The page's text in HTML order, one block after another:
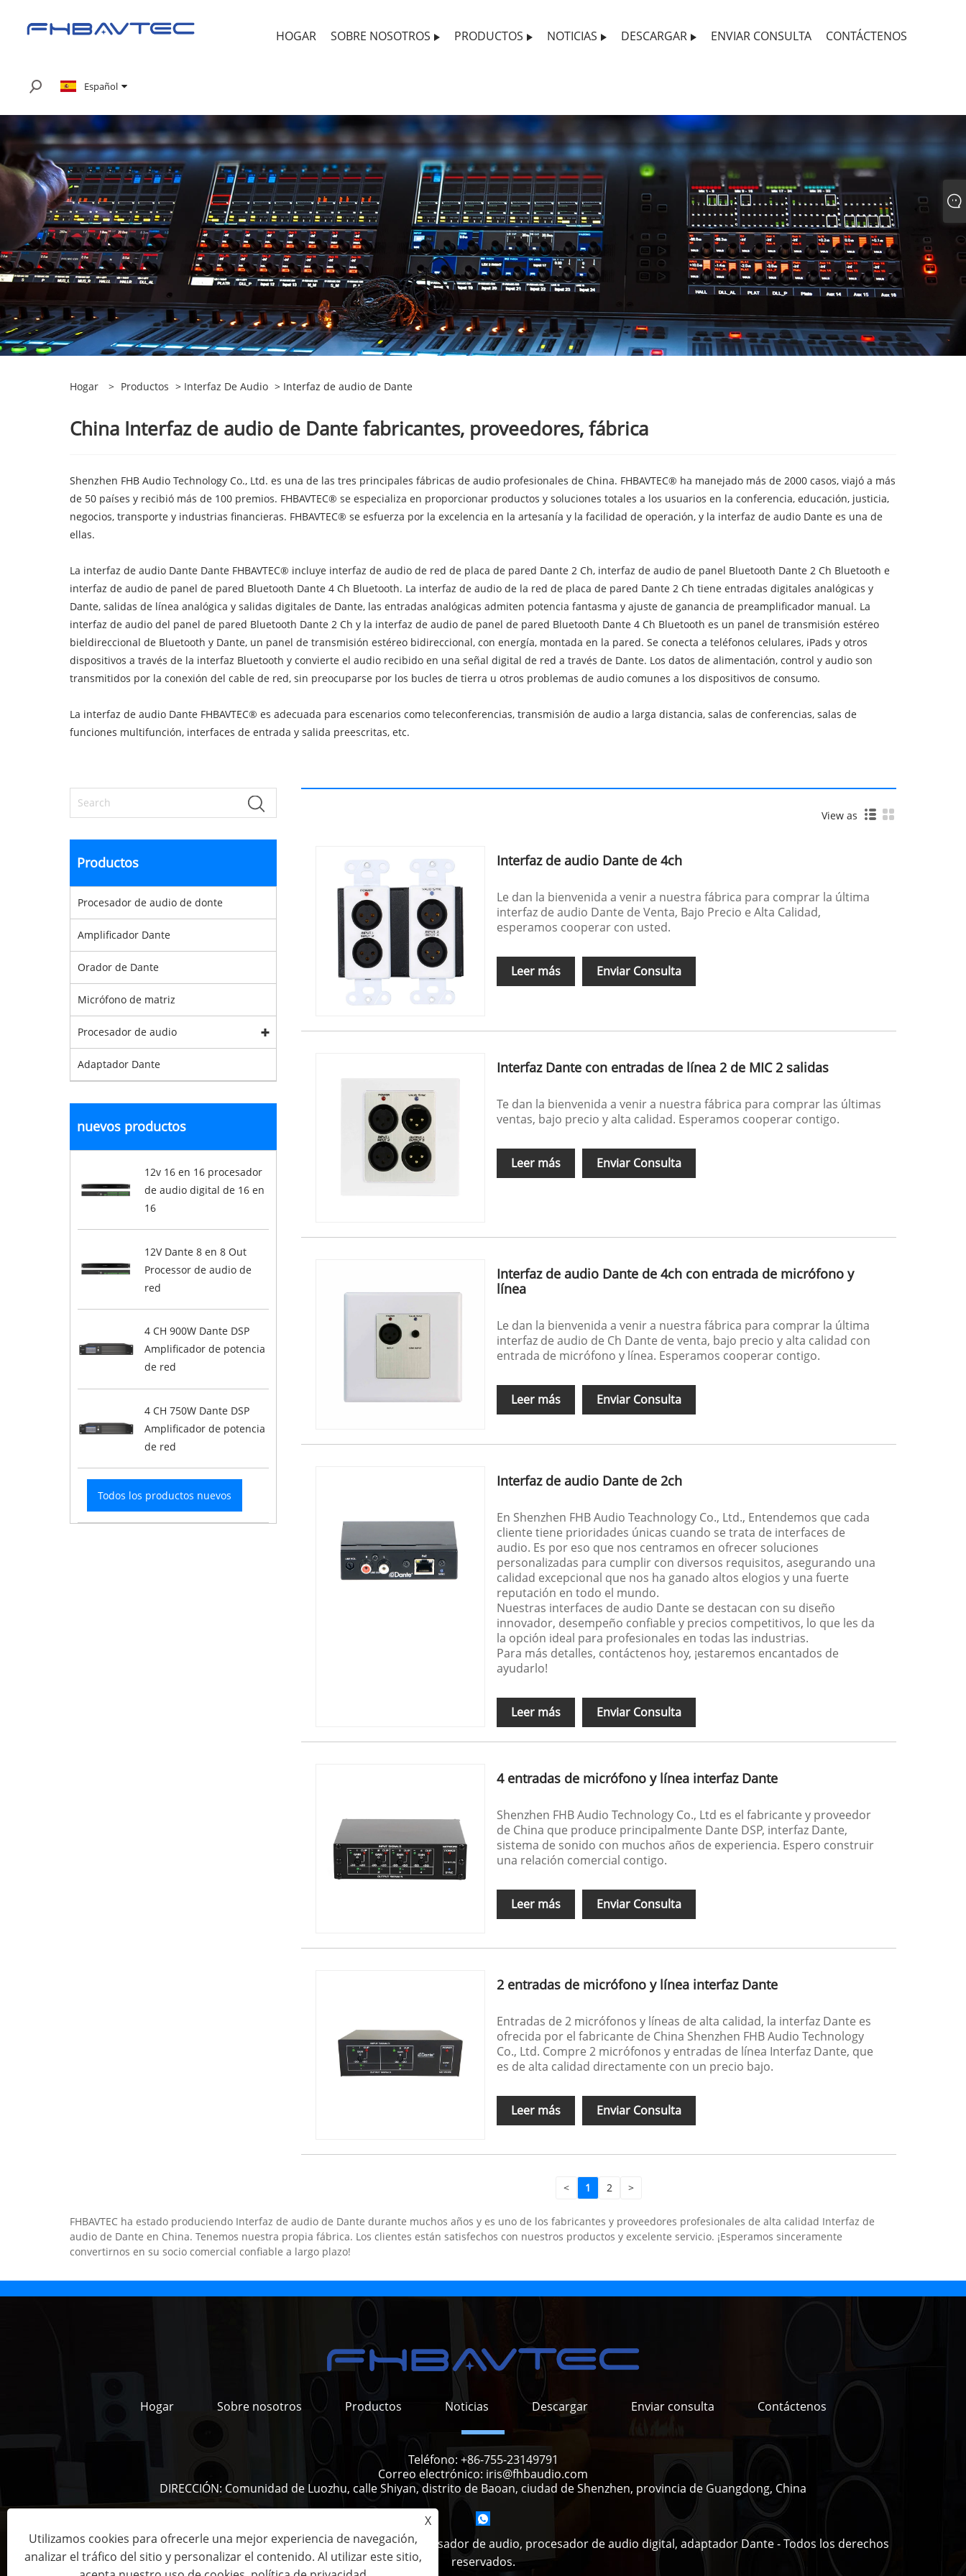
HOGAR SOBRE NOSOTROS PRODUCTOS NOTICIAS DESCARGAR ENVIAR CONSULTA CONTÁCTENOS
Español
Hogar > Productos > Interfaz De Audio > Interfaz de audio de Dante
China Interfaz de audio de Dante fabricantes, proveedores, fábrica
Shenzhen FHB Audio Technology Co., Ltd. es una de las tres principales fábricas de audio profesionales de China. FHBAVTEC® ha manejado más de 2000 casos, viajó a más
de 50 países y recibió más de 100 premios. FHBAVTEC® se especializa en proporcionar productos y soluciones totales a los usuarios en la conferencia, educación, justicia,
negocios, transporte y industrias financieras. FHBAVTEC® se esfuerza por la excelencia en la artesanía y la facilidad de operación, y la interfaz de audio Dante es una de
ellas.
La interfaz de audio Dante Dante FHBAVTEC® incluye interfaz de audio de red de placa de pared Dante 2 Ch, interfaz de audio de panel Bluetooth Dante 2 Ch Bluetooth e
interfaz de audio de panel de pared Bluetooth Dante 4 Ch Bluetooth. La interfaz de audio de la red de placa de pared Dante 2 Ch tiene entradas digitales analógicas y
Dante, salidas de línea analógica y salidas digitales de Dante, las entradas analógicas admiten potencia fantasma y ajuste de ganancia de preamplificador manual. La
interfaz de audio del panel de pared Bluetooth Dante 2 Ch y la interfaz de audio de panel de pared Bluetooth Dante 4 Ch Bluetooth es un panel de transmisión estéreo
bieldireccional de Bluetooth y Dante, un panel de transmisión estéreo bidireccional, con energía, montada en la pared. Se conecta a teléfonos celulares, iPads y otros
dispositivos a través de la interfaz Bluetooth y convierte el audio recibido en una señal digital de red a través de Dante. Los datos de alimentación, control y audio son
transmitidos por la conexión del cable de red, sin preocuparse por los bucles de tierra u otros problemas de audio comunes a los dispositivos de consumo.
La interfaz de audio Dante FHBAVTEC® es adecuada para escenarios como teleconferencias, transmisión de audio a larga distancia, salas de conferencias, salas de
funciones multifunción, interfaces de entrada y salida preescritas, etc.
Productos
Procesador de audio de donte
Amplificador Dante
Orador de Dante
Micrófono de matriz
Procesador de audio
Adaptador Dante
nuevos productos
12v 16 en 16 procesador
de audio digital de 16 en
16
12V Dante 8 en 8 Out
Processor de audio de
red
4 CH 900W Dante DSP
Amplificador de potencia
de red
4 CH 750W Dante DSP
Amplificador de potencia
de red
Todos los productos nuevos
View as
Interfaz de audio Dante de 4ch
Le dan la bienvenida a venir a nuestra fábrica para comprar la última
interfaz de audio Dante de Venta, Bajo Precio e Alta Calidad,
esperamos cooperar con usted.
Leer más Enviar Consulta
Interfaz Dante con entradas de línea 2 de MIC 2 salidas
Te dan la bienvenida a venir a nuestra fábrica para comprar las últimas
ventas, bajo precio y alta calidad. Esperamos cooperar contigo.
Leer más Enviar Consulta
Interfaz de audio Dante de 4ch con entrada de micrófono y
línea
Le dan la bienvenida a venir a nuestra fábrica para comprar la última
interfaz de audio de Ch Dante de venta, bajo precio y alta calidad con
entrada de micrófono y línea. Esperamos cooperar contigo.
Leer más Enviar Consulta
Interfaz de audio Dante de 2ch
En Shenzhen FHB Audio Teachnology Co., Ltd., Entendemos que cada
cliente tiene prioridades únicas cuando se trata de interfaces de
audio. Es por eso que nos centramos en ofrecer soluciones
personalizadas para cumplir con diversos requisitos, asegurando una
calidad excepcional que nos ha ganado altos elogios y una fuerte
reputación en todo el mundo.
Nuestras interfaces de audio Dante se destacan con su diseño
innovador, desempeño confiable y precios competitivos, lo que les da
la opción ideal para profesionales en todas las industrias.
Para más detalles, contáctenos hoy, ¡estaremos encantados de
ayudarlo!
Leer más Enviar Consulta
4 entradas de micrófono y línea interfaz Dante
Shenzhen FHB Audio Technology Co., Ltd es el fabricante y proveedor
de China que produce principalmente Dante DSP, interfaz Dante,
sistema de sonido con muchos años de experiencia. Espero construir
una relación comercial contigo.
Leer más Enviar Consulta
2 entradas de micrófono y línea interfaz Dante
Entradas de 2 micrófonos y líneas de alta calidad, la interfaz Dante es
ofrecida por el fabricante de China Shenzhen FHB Audio Technology
Co., Ltd. Compre 2 micrófonos y entradas de línea Interfaz Dante, que
es de alta calidad directamente con un precio bajo.
Leer más Enviar Consulta
< 1 2 >
FHBAVTEC ha estado produciendo Interfaz de audio de Dante durante muchos años y es uno de los fabricantes y proveedores profesionales de alta calidad Interfaz de
audio de Dante en China. Tenemos nuestra propia fábrica. Los clientes están satisfechos con nuestros productos y excelente servicio. ¡Esperamos sinceramente
convertirnos en su socio comercial confiable a largo plazo!
Hogar Sobre nosotros Productos Noticias Descargar Enviar consulta Contáctenos
Teléfono: +86-755-23149791
Correo electrónico: iris@fhbaudio.com
DIRECCIÓN: Comunidad de Luozhu, calle Shiyan, distrito de Baoan, ciudad de Shenzhen, provincia de Guangdong, China
Copyright © 2023 Shenzhen FHB Audio Technology Co., Ltd. - Procesador de audio, procesador de audio digital, adaptador Dante - Todos los derechos
reservados.
X
Utilizamos cookies para ofrecerle una mejor experiencia de navegación,
analizar el tráfico del sitio y personalizar el contenido. Al utilizar este sitio,